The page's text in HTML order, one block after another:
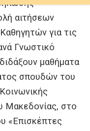
αιτήσεων
για τις
Γνωστικό
μαθήματα
σπουδών του
Μακεδονίας, στο
«Επισκέπτες